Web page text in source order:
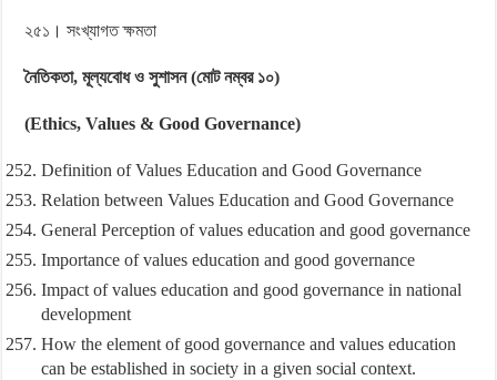
২৫১। সংখ্যাগত ক্ষমতা
নৈতিকতা, মূল্যবোধ ও সুশাসন (মোট নম্বর ১০)
(Ethics, Values & Good Governance)
Definition of Values Education and Good Governance
Relation between Values Education and Good Governance
General Perception of values education and good governance
Importance of values education and good governance
Impact of values education and good governance in national
development
How the element of good governance and values education
can be established in society in a given social context.